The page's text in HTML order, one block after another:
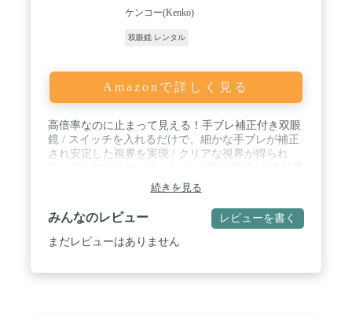
ケンコー(Kenko)
双眼鏡 レンタル
Amazonで詳しく見る
高倍率なのに止まって見える！手ブレ補正付き双眼
鏡 / スイッチを入れるだけで、細かな手ブレが補正
され安定した視界を実現 / クリアな視界が得られ
で買ってすぐ使える、1本で12時間駆動 / 長時間の
使用に耐えられる人間工学に基づいた外観設計
続きを見る
みんなのレビュー レビューを書く
まだレビューはありません